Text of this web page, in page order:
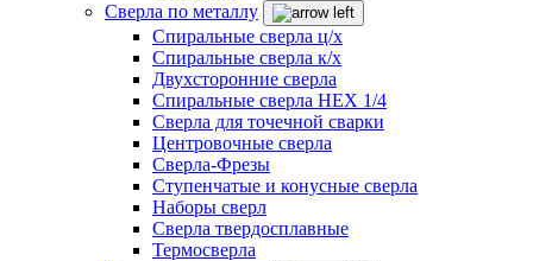
Сверла по металлу
Спиральные сверла ц/х
Спиральные сверла к/х
Двухсторонние сверла
Спиральные сверла HEX 1/4
Сверла для точечной сварки
Центровочные сверла
Сверла-Фрезы
Ступенчатые и конусные сверла
Наборы сверл
Сверла твердосплавные
Термосверла